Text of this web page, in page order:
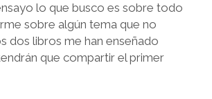
lo que busco es sobre todo
sobre algún tema que no
dos libros me han enseñado
que compartir el primer